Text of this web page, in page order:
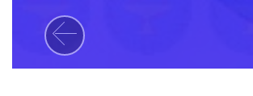
Previous